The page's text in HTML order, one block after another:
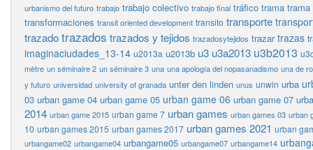
urbanismo del futuro trabajo trabajo colectivo trabajo final tráfico trama trama
transformaciones transit oriented development transito transporte
trazadotrazados trazados y tejidos trazadosytejidos trazar trazas
imaginaciudades_13-14 u2013a u2013b u3 u3a2013 u3b2013
mètre un séminaire 2 un séminaire 3 una una apología del nopasanadismo una de
y futuro universidad university of granada unter den linden unus unwin urba
03 urban game 04 urban game 05 urban game 06 urban game 07
2014 urban game 2015 urban game 7 urban games urban games 03 urban
10 urban games 2015 urban games 2017 urban games 2021 urban
urbangame02 urbangame04 urbangame05 urbangame07 urbangame14